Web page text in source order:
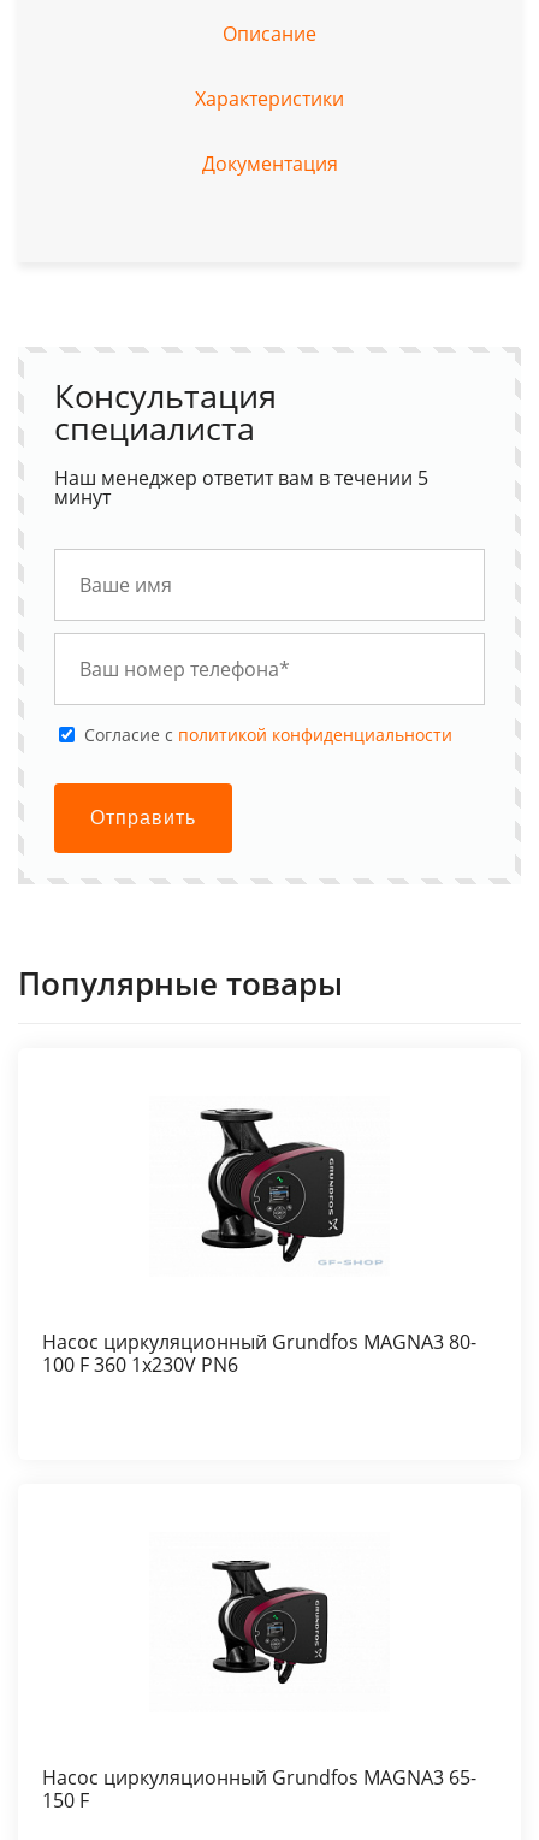
Описание
Характеристики
Документация
Консультация
специалиста
Наш менеджер ответит вам в течении 5
минут
Cогласие с политикой конфиденциальности
Отправить
Популярные товары
Насос циркуляционный Grundfos MAGNA3 80-
100 F 360 1x230V PN6
Насос циркуляционный Grundfos MAGNA3 65-
150 F